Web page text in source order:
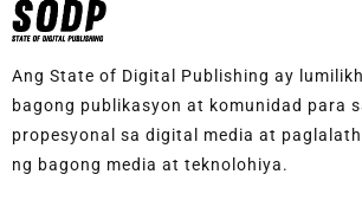
Ang State of Digital Publishing ay
bagong publikasyon at komunidad para
propesyonal sa digital media at
ng bagong media at teknolohiya.